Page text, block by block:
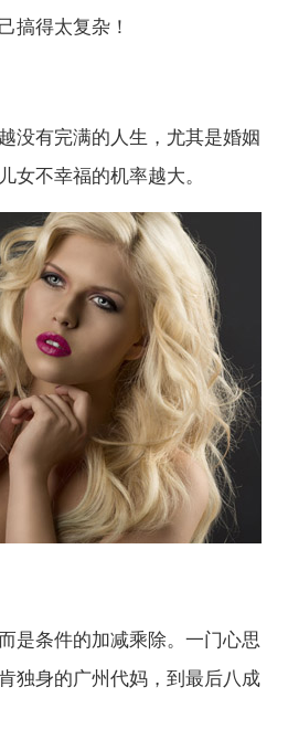
搞得太复杂！
没有完满的人生，尤其是婚姻
女不幸福的机率越大。
是条件的加减乘除。一门心思
独身的广州代妈，到最后八成